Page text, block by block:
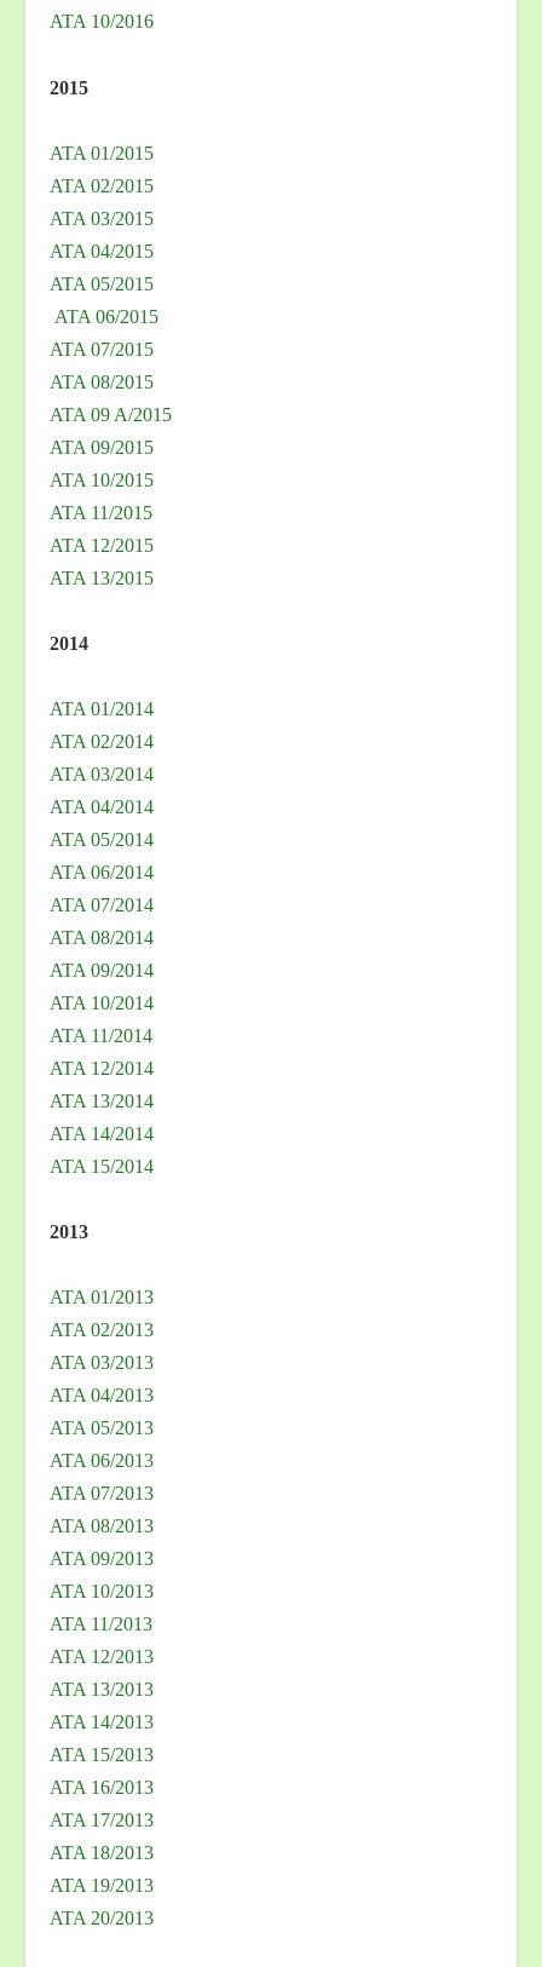
ATA 10/2016
2015
ATA 01/2015
ATA 02/2015
ATA 03/2015
ATA 04/2015
ATA 05/2015
ATA 06/2015
ATA 07/2015
ATA 08/2015
ATA 09 A/2015
ATA 09/2015
ATA 10/2015
ATA 11/2015
ATA 12/2015
ATA 13/2015
2014
ATA 01/2014
ATA 02/2014
ATA 03/2014
ATA 04/2014
ATA 05/2014
ATA 06/2014
ATA 07/2014
ATA 08/2014
ATA 09/2014
ATA 10/2014
ATA 11/2014
ATA 12/2014
ATA 13/2014
ATA 14/2014
ATA 15/2014
2013
ATA 01/2013
ATA 02/2013
ATA 03/2013
ATA 04/2013
ATA 05/2013
ATA 06/2013
ATA 07/2013
ATA 08/2013
ATA 09/2013
ATA 10/2013
ATA 11/2013
ATA 12/2013
ATA 13/2013
ATA 14/2013
ATA 15/2013
ATA 16/2013
ATA 17/2013
ATA 18/2013
ATA 19/2013
ATA 20/2013